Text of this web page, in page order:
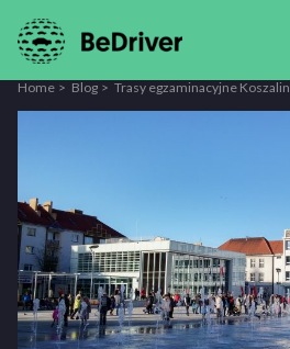
Home Blog Trasy egzaminacyjne Koszalin